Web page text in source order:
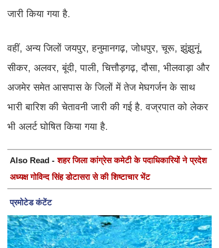
जारी किया गया है.
वहीं, अन्य जिलों जयपुर, हनुमानगढ़, जोधपुर, चूरू, झुंझुनूं,
सीकर, अलवर, बूंदी, पाली, चित्तौड़गढ़, दौसा, भीलवाड़ा और
अजमेर समेत आसपास के जिलों में तेज मेघगर्जन के साथ
भारी बारिश की चेतावनी जारी की गई है. वज्रपात को लेकर
भी अलर्ट घोषित किया गया है.
Also Read -शहर जिला कांग्रेस कमेटी के पदाधिकारियों ने प्रदेश
अध्यक्ष गोविन्द सिंह डोटासरा से की शिष्टाचार भेंट